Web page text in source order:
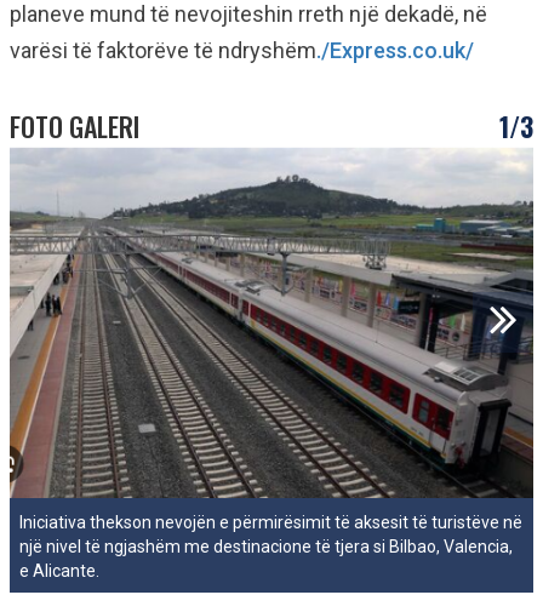
planeve mund të nevojiteshin rreth një dekadë, në
varësi të faktorëve të ndryshëm./Express.co.uk/
FOTO GALERI 1/3
Iniciativa thekson nevojën e përmirësimit të aksesit të turistëve në
një nivel të ngjashëm me destinacione të tjera si Bilbao, Valencia,
e Alicante.